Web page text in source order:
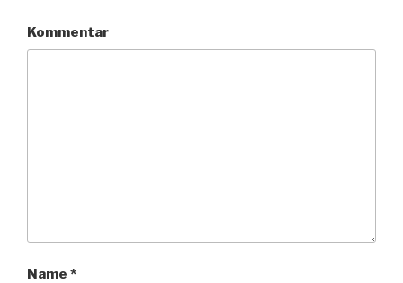
Kommentar
Name *